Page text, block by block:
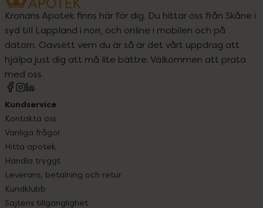
Kronans Apotek finns här för dig. Du hittar oss från Skåne i
syd till Lappland i norr, och online i mobilen och på
datorn. Oavsett vem du är så är det vårt uppdrag att
hjälpa just dig att må lite bättre. Välkommen att prata
med oss.
Kundservice
Kontakta oss
Vanliga frågor
Hitta apotek
Handla tryggt
Leverans, betalning och retur
Kundklubb
Sajtens tillgänglighet